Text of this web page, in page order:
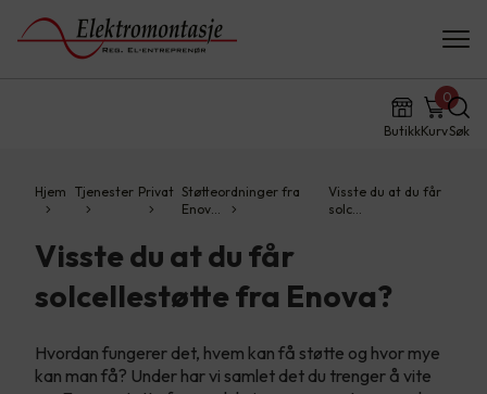
ButikkKurv
0
Søk
Hjem Tjenester Privat Støtteordninger fra
Enov…
Visste du at du får
solc…
Visste du at du får
solcellestøtte fra Enova?
Hvordan fungerer det, hvem kan få støtte og hvor mye
kan man få? Under har vi samlet det du trenger å vite